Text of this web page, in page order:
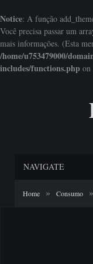
Notice: A função
Você precisa passar um
mais informações. (Esta
/home/u753479000/
includes/functions.php on
NAVIGATE
Home » Consumo »